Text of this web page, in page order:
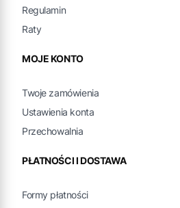
Regulamin
Raty
MOJE KONTO
Twoje zamówienia
Ustawienia konta
Przechowalnia
PŁATNOŚCI I DOSTAWA
Formy płatności